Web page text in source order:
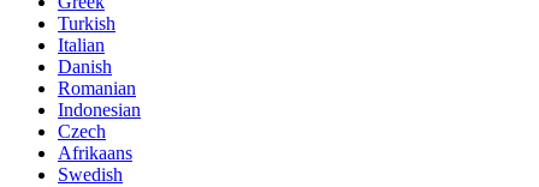
Turkish
Italian
Danish
Romanian
Indonesian
Czech
Afrikaans
Swedish